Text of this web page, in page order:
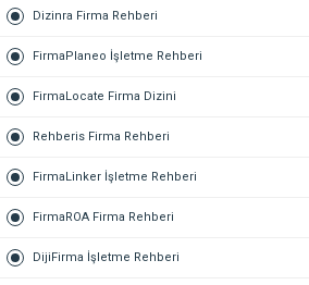
Dizinra Firma Rehberi
FirmaPlaneo İşletme Rehberi
FirmaLocate Firma Dizini
Rehberis Firma Rehberi
FirmaLinker İşletme Rehberi
FirmaROA Firma Rehberi
DijiFirma İşletme Rehberi